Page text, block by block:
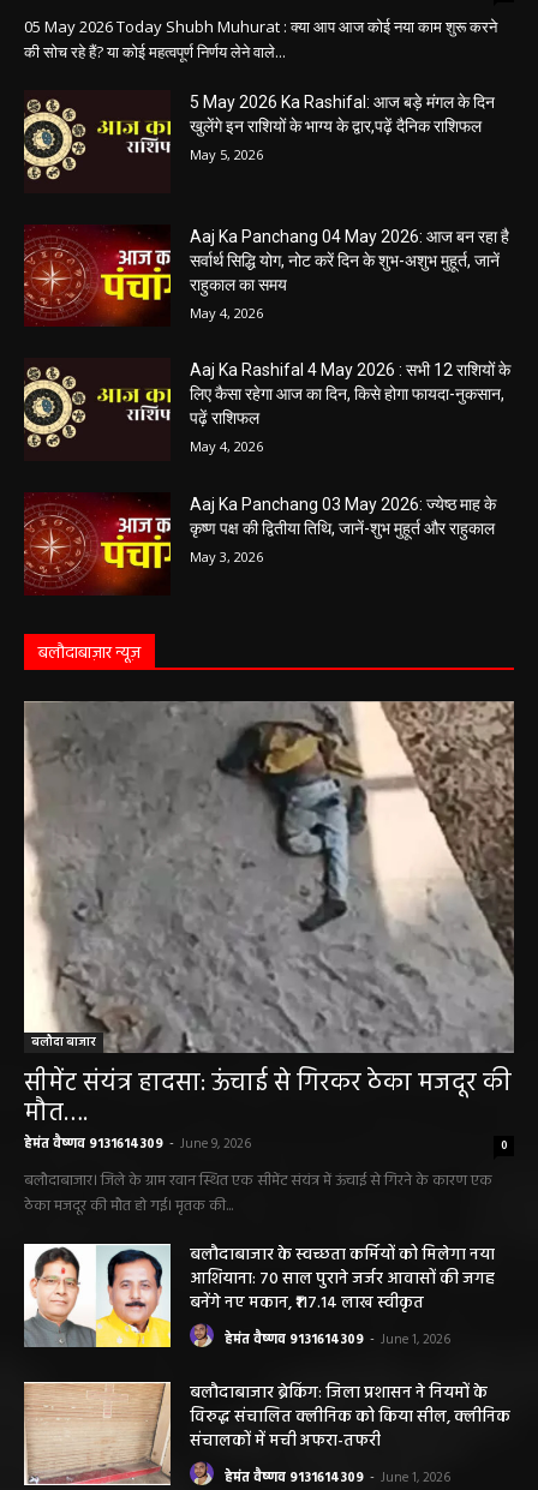
05 May 2026 Today Shubh Muhurat : क्या आप आज कोई नया काम शुरू करने
की सोच रहे हैं? या कोई महत्वपूर्ण निर्णय लेने वाले...
5 May 2026 Ka Rashifal: आज बड़े मंगल के दिन
खुलेंगे इन राशियों के भाग्य के द्वार,पढ़ें दैनिक राशिफल
May 5, 2026
Aaj Ka Panchang 04 May 2026: आज बन रहा है
सर्वार्थ सिद्धि योग, नोट करें दिन के शुभ-अशुभ मुहूर्त, जानें
राहुकाल का समय
May 4, 2026
Aaj Ka Rashifal 4 May 2026 : सभी 12 राशियों के
लिए कैसा रहेगा आज का दिन, किसे होगा फायदा-नुकसान,
पढ़ें राशिफल
May 4, 2026
Aaj Ka Panchang 03 May 2026: ज्येष्ठ माह के
कृष्ण पक्ष की द्वितीया तिथि, जानें-शुभ मुहूर्त और राहुकाल
May 3, 2026
बलौदाबाज़ार न्यूज़
बलौदा बाजार
सीमेंट संयंत्र हादसा: ऊंचाई से गिरकर ठेका मजदूर की
मौत….
हेमंत वैष्णव 9131614309 - June 9, 2026 0
बलौदाबाजार। जिले के ग्राम रवान स्थित एक सीमेंट संयंत्र में ऊंचाई से गिरने के कारण एक
ठेका मजदूर की मौत हो गई। मृतक की...
बलौदाबाजार के स्वच्छता कर्मियों को मिलेगा नया
आशियाना: 70 साल पुराने जर्जर आवासों की जगह
बनेंगे नए मकान, ₹117.14 लाख स्वीकृत
हेमंत वैष्णव 9131614309 - June 1, 2026
बलौदाबाजार ब्रेकिंग: जिला प्रशासन ने नियमों के
विरुद्ध संचालित क्लीनिक को किया सील, क्लीनिक
संचालकों में मची अफरा-तफरी
हेमंत वैष्णव 9131614309 - June 1, 2026